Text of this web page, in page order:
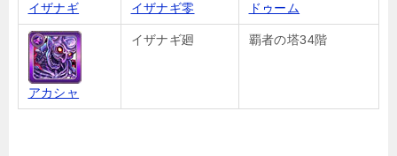
イザナギ イザナギ零 ドゥーム
アカシャ
イザナギ廻 覇者の塔34階